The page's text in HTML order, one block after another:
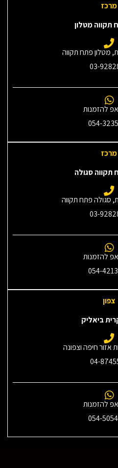
מרכז
תקווה מטלון
מטלון פתח תקווה
03-
להזמנות
054-
מרכז
תקווה סגולה
סגולה פתח תקווה
03-
להזמנות
054-
צפון
ביאליק
אזור חיפה וצפונה
04-
להזמנות
054-